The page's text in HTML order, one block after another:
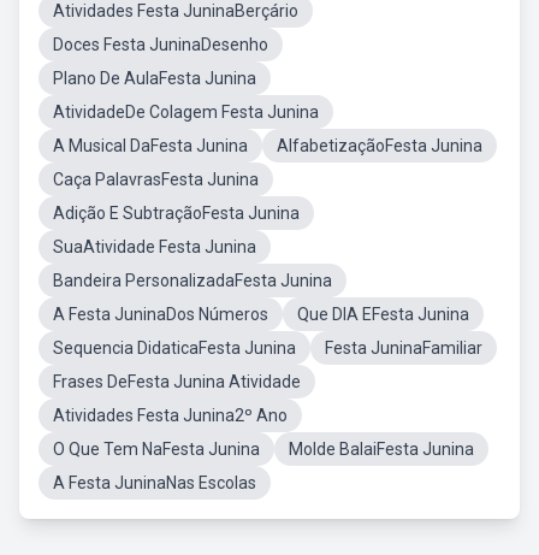
Atividades Festa JuninaBerçário
Doces Festa JuninaDesenho
Plano De AulaFesta Junina
AtividadeDe Colagem Festa Junina
A Musical DaFesta Junina
AlfabetizaçãoFesta Junina
Caça PalavrasFesta Junina
Adição E SubtraçãoFesta Junina
SuaAtividade Festa Junina
Bandeira PersonalizadaFesta Junina
A Festa JuninaDos Números
Que DIA EFesta Junina
Sequencia DidaticaFesta Junina
Festa JuninaFamiliar
Frases DeFesta Junina Atividade
Atividades Festa Junina2º Ano
O Que Tem NaFesta Junina
Molde BalaiFesta Junina
A Festa JuninaNas Escolas